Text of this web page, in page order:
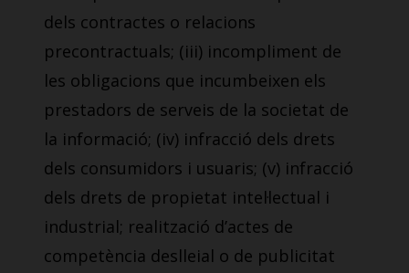
dels contractes o relacions
precontractuals; (iii) incompliment de
les obligacions que incumbeixen els
prestadors de serveis de la societat de
la informació; (iv) infracció dels drets
dels consumidors i usuaris; (v) infracció
dels drets de propietat intel·lectual i
industrial; realització d’actes de
competència deslleial o de publicitat